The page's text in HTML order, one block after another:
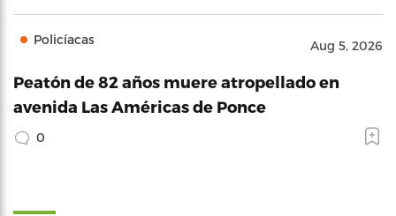
Policíacas Aug 5, 2026
Peatón de 82 años muere atropellado en
avenida Las Américas de Ponce
0